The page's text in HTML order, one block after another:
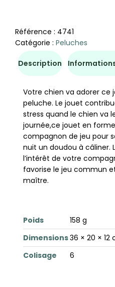
Référence : 4741
Catégorie : Peluches
Description
Votre chien va adorer ce
peluche. Le jouet
stress quand le chien va
journée,ce jouet en
compagnon de jeu pour
nuit un doudou à câliner.
l’intérêt de votre
favorise le jeu commun
maître.
Poids
158 g
Dimensions36 × 20 × 12
Colisage
6